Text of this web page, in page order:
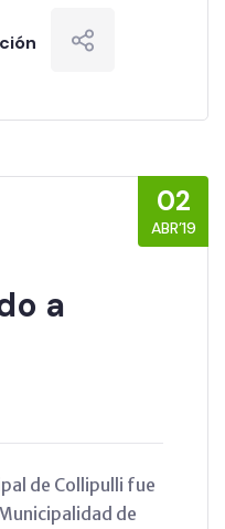
02
ABR’19
a
de Collipulli fue
de